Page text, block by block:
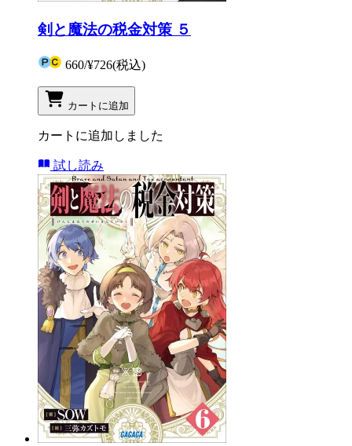
剣と魔法の税金対策 ５
660/¥726(税込)
カートに追加
カートに追加しました
試し読み